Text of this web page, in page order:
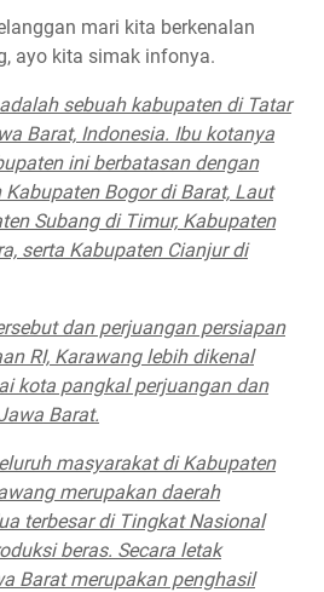
mari kita berkenalan
ayo kita simak infonya.
sebuah kabupaten di Tatar
Barat, Indonesia. Ibu kotanya
ini berbatasan dengan
Bogor di Barat, Laut
Subang di Timur, Kabupaten
serta Kabupaten Cianjur di
dan perjuangan persiapan
RI, Karawang lebih dikenal
kota pangkal perjuangan dan
Barat.
masyarakat di Kabupaten
merupakan daerah
terbesar di Tingkat Nasional
beras. Secara letak
Barat merupakan penghasil